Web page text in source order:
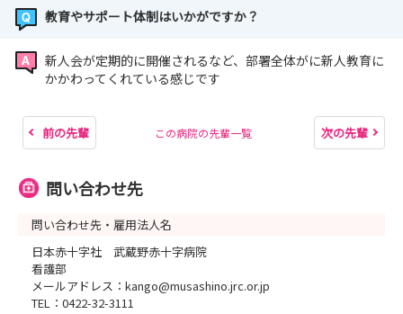
教育やサポート体制はいかがですか？
新人会が定期的に開催されるなど、部署全体がに新人教育に
かかわってくれている感じです
前の先輩 この病院の先輩一覧 次の先輩
問い合わせ先
問い合わせ先・雇用法人名
日本赤十字社 武蔵野赤十字病院
看護部
メールアドレス：kango@musashino.jrc.or.jp
TEL：0422-32-3111